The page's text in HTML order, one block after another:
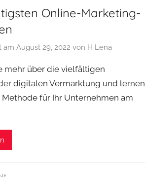
Online-Marketing-
am August 29, 2022 von H Lena
mehr über die vielfältigen
digitalen Vermarktung und lernen
Methode für Ihr Unternehmen am